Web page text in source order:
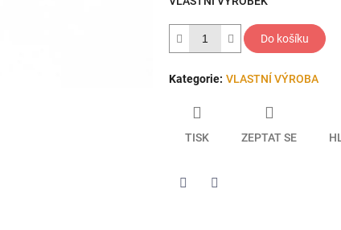
Do košíku
Kategorie: VLASTNÍ VÝROBA
TISK ZEPTAT SE